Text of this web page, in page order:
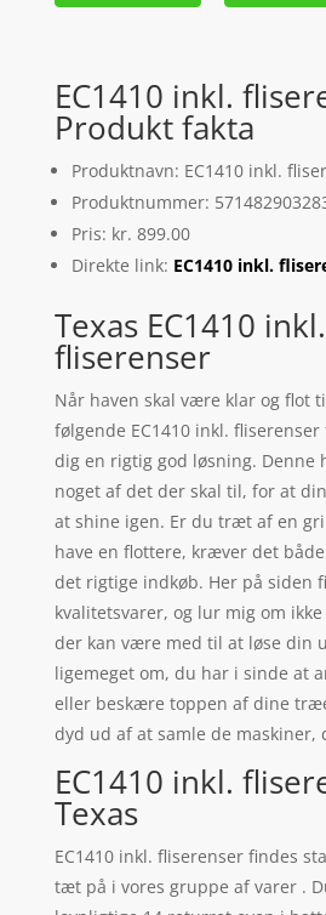
EC1410 inkl.
Produkt fakta
Produktnavn: EC1410 inkl.
Produktnummer:
Pris: kr. 899.00
Direkte link: EC1410 inkl.
Texas EC1410 inkl.
fliserenser
Når haven skal være klar og flot
følgende EC1410 inkl. fliserenser
dig en rigtig god løsning. Denne
noget af det der skal til, for at
at shine igen. Er du træt af en
have en flottere, kræver det
det rigtige indkøb. Her på siden
kvalitetsvarer, og lur mig om
der kan være med til at løse din
ligemeget om, du har i sinde at
eller beskære toppen af dine
dyd ud af at samle de
EC1410 inkl.
Texas
EC1410 inkl. fliserenser findes
tæt på i vores gruppe af varer .